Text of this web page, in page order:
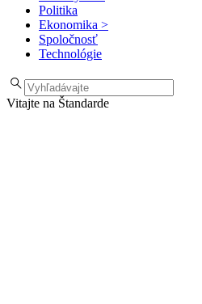
Politika
Ekonomika >
Spoločnosť
Technológie
Vitajte na Štandarde